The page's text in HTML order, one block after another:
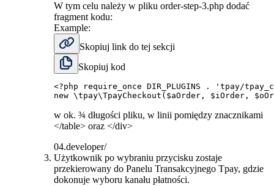
W tym celu należy w pliku order-step-3.php dodać
fragment kodu:
Example:
Skopiuj link do tej sekcji
Skopiuj kod
<?php require_once DIR_PLUGINS .
'tpay/
new \tpay\TpayCheckout ( $aOrder , $iOrder ,
w ok. ¾ długości pliku, w linii pomiędzy znacznikami
</table> oraz </div>
04.developer/
Użytkownik po wybraniu przycisku zostaje
przekierowany do Panelu Transakcyjnego Tpay, gdzie
dokonuje wyboru kanału płatności.